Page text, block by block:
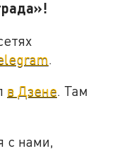
.
в Дзене. Там
с нами,